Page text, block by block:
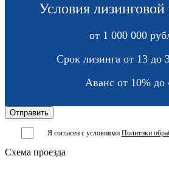
Условия
от 1 000 000
Срок лизинга от 13 до
Аванс от 10% до
Я согласен с условиями Политики
Схема проезда